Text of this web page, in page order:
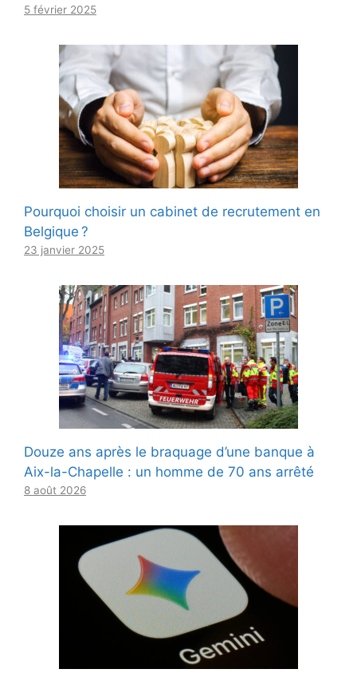
5 février 2025
Pourquoi choisir un cabinet de recrutement en
Belgique ?
23 janvier 2025
Douze ans après le braquage d’une banque à
Aix-la-Chapelle : un homme de 70 ans arrêté
8 août 2026